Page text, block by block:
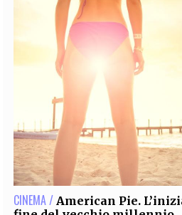
CINEMA / American Pie.